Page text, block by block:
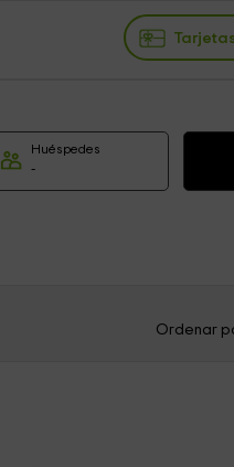
Huéspedes
Ordenar